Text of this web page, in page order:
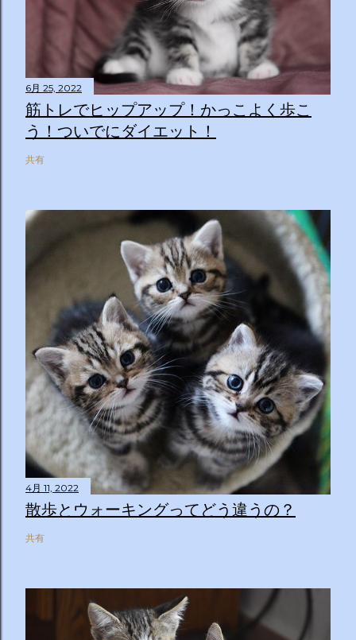
6月 25, 2022
筋トレでヒップアップ！かっこよく歩こ
う！ついでにダイエット！
共有
4月 11, 2022
散歩とウォーキングってどう違うの？
共有